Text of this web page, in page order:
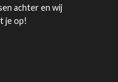
achter en wij
je op!